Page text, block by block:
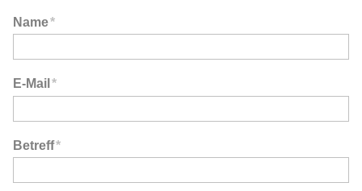
Name*
E-Mail *
Betreff*